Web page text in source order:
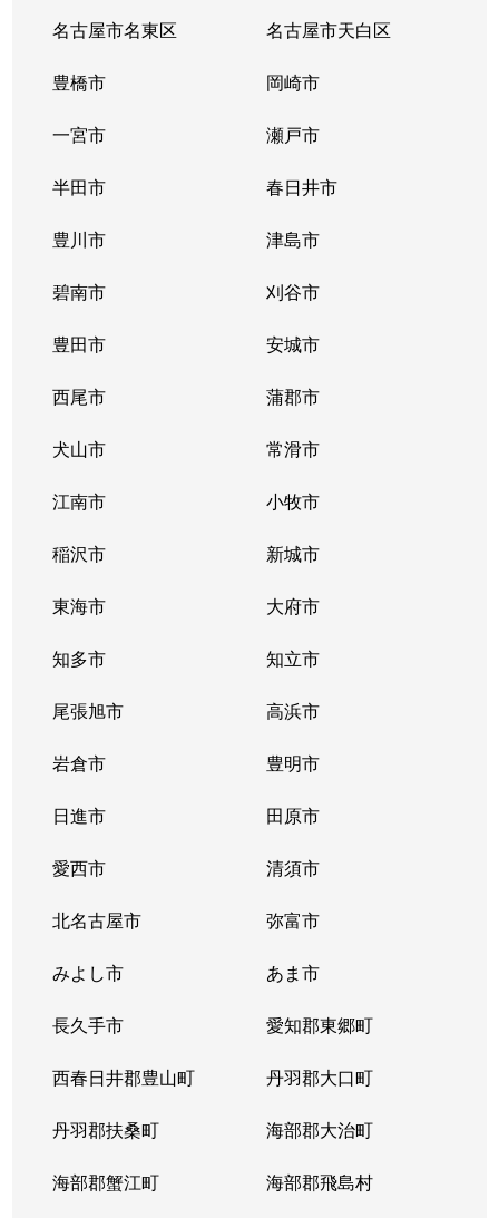
名古屋市名東区 名古屋市天白区
豊橋市 岡崎市
一宮市 瀬戸市
半田市 春日井市
豊川市 津島市
碧南市 刈谷市
豊田市 安城市
西尾市 蒲郡市
犬山市 常滑市
江南市 小牧市
稲沢市 新城市
東海市 大府市
知多市 知立市
尾張旭市 高浜市
岩倉市 豊明市
日進市 田原市
愛西市 清須市
北名古屋市 弥富市
みよし市 あま市
長久手市 愛知郡東郷町
西春日井郡豊山町 丹羽郡大口町
丹羽郡扶桑町 海部郡大治町
海部郡蟹江町 海部郡飛島村